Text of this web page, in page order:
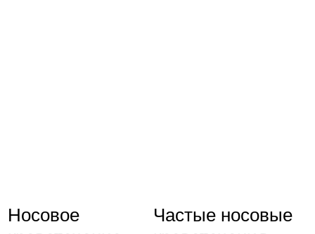
Носовое
Частые носовые